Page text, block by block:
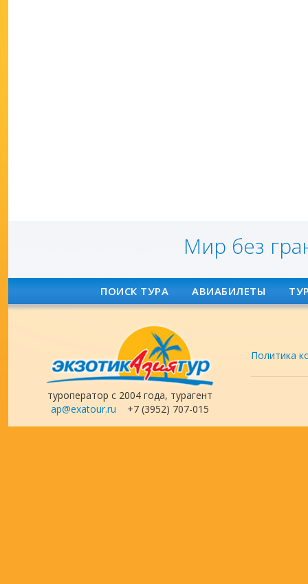
Мир без
ПОИСК ТУРА АВИАБИЛЕТЫ
туроператор с 2004 года, турагент
ap@exatour.ru +7 (3952) 707-015
Политика